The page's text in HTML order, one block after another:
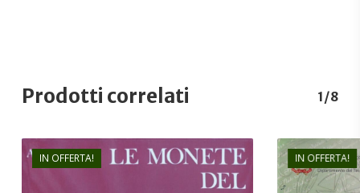
Prodotti correlati 1/8
IN OFFERTA! IN OFFERTA!